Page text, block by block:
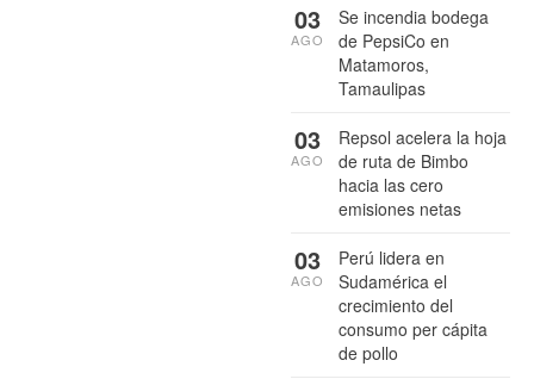
Se incendia bodega
de PepsiCo en
Matamoros,
Tamaulipas
03
AGO
Repsol acelera la hoja
de ruta de Bimbo
hacia las cero
emisiones netas
03
AGO
Perú lidera en
Sudamérica el
crecimiento del
consumo per cápita
de pollo
03
AGO